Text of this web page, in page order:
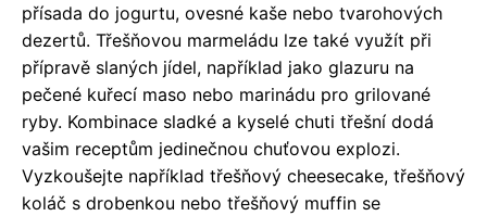
přísada do jogurtu, ovesné kaše nebo tvarohových
dezertů. Třešňovou marmeládu lze také využít při
přípravě slaných jídel, například jako glazuru na
pečené kuřecí maso nebo marinádu pro grilované
ryby. Kombinace sladké a kyselé chuti třešní dodá
vašim receptům jedinečnou chuťovou explozi.
Vyzkoušejte například třešňový cheesecake, třešňový
koláč s drobenkou nebo třešňový muffin se